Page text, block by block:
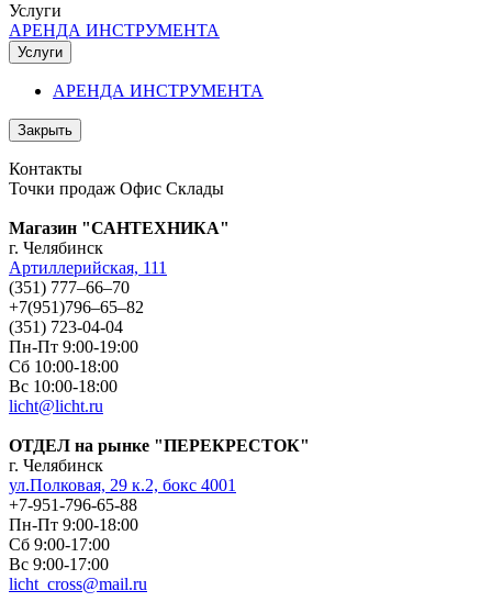
Услуги
АРЕНДА ИНСТРУМЕНТА
Услуги
АРЕНДА ИНСТРУМЕНТА
Закрыть
Контакты
Точки продаж Офис Склады
Магазин "САНТЕХНИКА"
г. Челябинск
Артиллерийская, 111
(351) 777‒66‒70
+7(951)796‒65‒82
(351) 723-04-04
Пн-Пт 9:00-19:00
Сб 10:00-18:00
Вс 10:00-18:00
licht@licht.ru
ОТДЕЛ на рынке "ПЕРЕКРЕСТОК"
г. Челябинск
ул.Полковая, 29 к.2, бокс 4001
+7-951-796-65-88
Пн-Пт 9:00-18:00
Сб 9:00-17:00
Вс 9:00-17:00
licht_cross@mail.ru